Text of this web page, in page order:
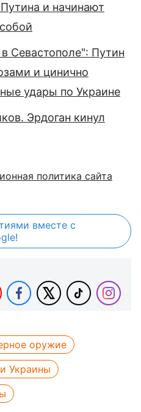
и начинают
Севастополе": Путин
и цинично
удары по Украине
Эрдоган кинул
политика сайта
вместе с
оружие
Украины